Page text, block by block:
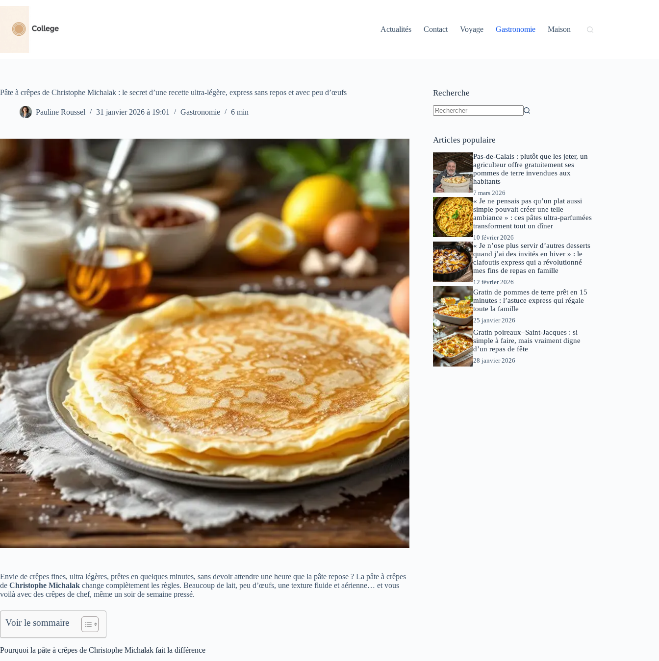
contenu
Actualités
Contact Voyage Gastronomie Maison
Pâte à crêpes de Christophe Michalak : le secret d’une recette ultra-légère, express sans repos et avec peu d’œufs
Pauline Roussel 31 janvier 2026 à 19:01 Gastronomie 6 min
Envie de crêpes fines, ultra légères, prêtes en quelques minutes, sans devoir attendre une heure que la pâte repose ? La pâte à crêpes
de Christophe Michalak change complètement les règles. Beaucoup de lait, peu d’œufs, une texture fluide et aérienne… et vous
voilà avec des crêpes de chef, même un soir de semaine pressé.
Voir le sommaire
Pourquoi la pâte à crêpes de Christophe Michalak fait la différence
Recherche
Articles populaire
Pas-de-Calais : plutôt que les jeter, un
agriculteur offre gratuitement ses
pommes de terre invendues aux
habitants
7 mars 2026
« Je ne pensais pas qu’un plat aussi
simple pouvait créer une telle
ambiance » : ces pâtes ultra-parfumées
transforment tout un dîner
10 février 2026
« Je n’ose plus servir d’autres desserts
quand j’ai des invités en hiver » : le
clafoutis express qui a révolutionné
mes fins de repas en famille
12 février 2026
Gratin de pommes de terre prêt en 15
minutes : l’astuce express qui régale
toute la famille
25 janvier 2026
Gratin poireaux–Saint-Jacques : si
simple à faire, mais vraiment digne
d’un repas de fête
28 janvier 2026